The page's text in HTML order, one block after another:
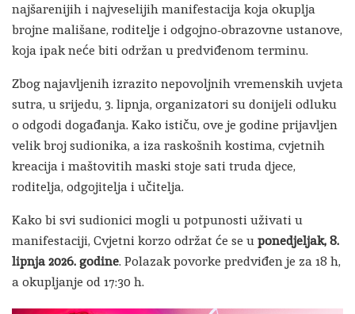
najšarenijih i najveselijih manifestacija koja okuplja
brojne mališane, roditelje i odgojno-obrazovne ustanove,
koja ipak neće biti održan u predviđenom terminu.
Zbog najavljenih izrazito nepovoljnih vremenskih uvjeta
sutra, u srijedu, 3. lipnja, organizatori su donijeli odluku
o odgodi događanja. Kako ističu, ove je godine prijavljen
velik broj sudionika, a iza raskošnih kostima, cvjetnih
kreacija i maštovitih maski stoje sati truda djece,
roditelja, odgojitelja i učitelja.
Kako bi svi sudionici mogli u potpunosti uživati u
manifestaciji, Cvjetni korzo održat će se uponedjeljak, 8.
lipnja 2026. godine. Polazak povorke predviđen je za 18 h,
a okupljanje od 17:30 h.